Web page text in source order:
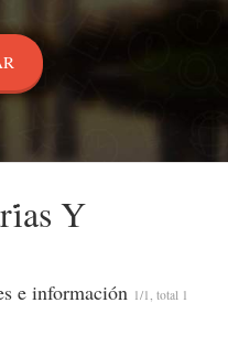
Y
e información 1/1, total 1